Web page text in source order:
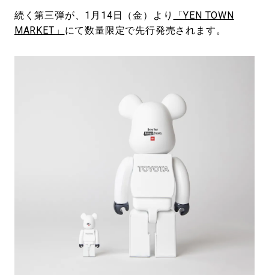
続く第三弾が、1月14日（金）より
「YEN TOWN
MARKET」 にて数量限定で先行発売されます。